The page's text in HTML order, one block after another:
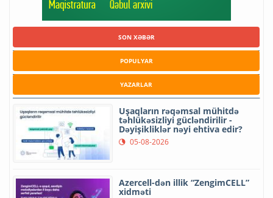
SON XƏBƏR
POPULYAR
YAZARLAR
Uşaqların rəqəmsal mühitdə
təhlükəsizliyi gücləndirilir -
Dəyişikliklər nəyi ehtiva edir?
05-08-2026
Azercell-dən illik “ZengimCELL”
xidməti